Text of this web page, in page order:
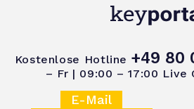
Kostenlose Hotline +49 80
– Fr | 09:00 – 17:00 Live
E-Mail